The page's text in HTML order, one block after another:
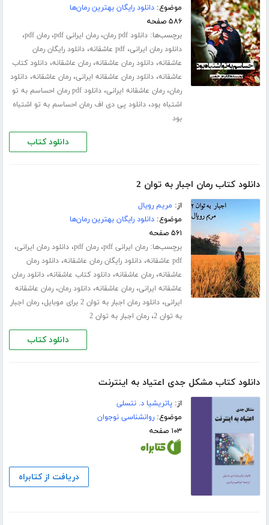
موضوع:دانلود رایگان بهترین رمان‌ها
۵۸۶ صفحه
برچسب‌ها:دانلود pdf رمان ،رمان ایرانی pdf ،رمان pdf ،
دانلود رمان ایرانی،pdf عاشقانه ،دانلود رایگان رمان
عاشقانه،دانلود رمان عاشقانه،رمان عاشقانه،دانلود کتاب
عاشقانه،دانلود رمان عاشقانه ایرانی،رمان عاشقانه،دانلود
رمان،رمان عاشقانه ایرانی،
دانلود pdf رمان احساسم به تو
اشتباه بود،دانلود پی دی اف رمان احساسم به تو اشتباه
بود
دانلود کتاب
دانلود کتاب رمان اجبار به توان 2
از: مریم رویال
موضوع:دانلود رایگان بهترین رمان‌ها
۵۶۱ صفحه
برچسب‌ها:رمان ایرانی pdf ،رمان pdf ،دانلود رمان ایرانی،
pdf عاشقانه ،دانلود رایگان رمان عاشقانه،دانلود رمان
عاشقانه،رمان عاشقانه،دانلود کتاب عاشقانه،دانلود رمان
عاشقانه ایرانی،رمان عاشقانه،دانلود رمان،رمان عاشقانه
ایرانی،دانلود رمان اجبار به توان 2 برای موبایل ،رمان اجبار
به توان 2 ،رمان اجبار به توان 2
دانلود کتاب
دانلود کتاب مشکل جدی اعتیاد به اینترنت
از:پاتریشیا د. نتسلی
موضوع:روانشناسی نوجوان
۱۰۳ صفحه
دریافت از کتابراه